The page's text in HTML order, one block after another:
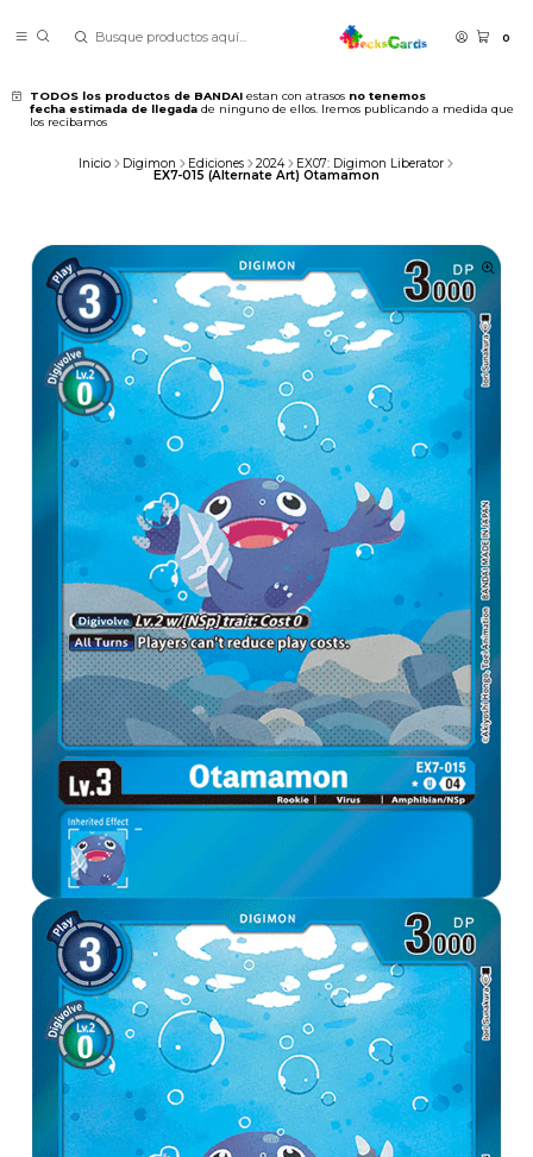
0
TODOS los productos de BANDAI estan con atrasos no tenemos
fecha estimada de llegada de ninguno de ellos. Iremos publicando a medida que
los recibamos
Inicio Digimon Ediciones 2024
EX07: Digimon Liberator
EX7-015 (Alternate Art) Otamamon